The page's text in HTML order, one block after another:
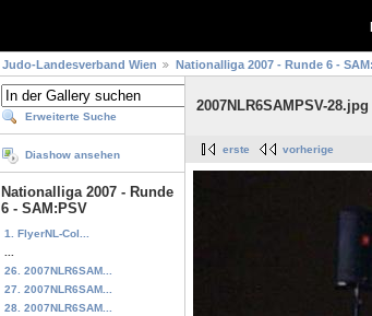
Judo-Landesverband Wien Nationalliga 2007 - Runde 6 -
Erweiterte Suche
Diashow ansehen
Nationalliga 2007 - Runde
6 - SAM:PSV
1. FlyerNL-Col...
26. 2007NLR6SAM...
27. 2007NLR6SAM...
28. 2007NLR6SAM...
2007NLR6SAMPSV-28.jpg
erste vorherige